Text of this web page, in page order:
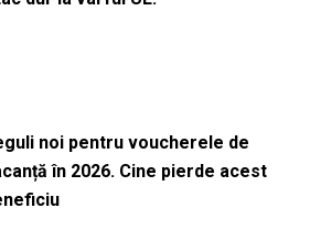
noi pentru voucherele de
în 2026. Cine pierde acest